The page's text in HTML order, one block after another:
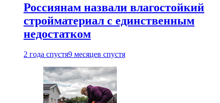
Россиянам назвали влагостойкий
стройматериал с единственным
недостатком
2 года спустя9 месяцев спустя